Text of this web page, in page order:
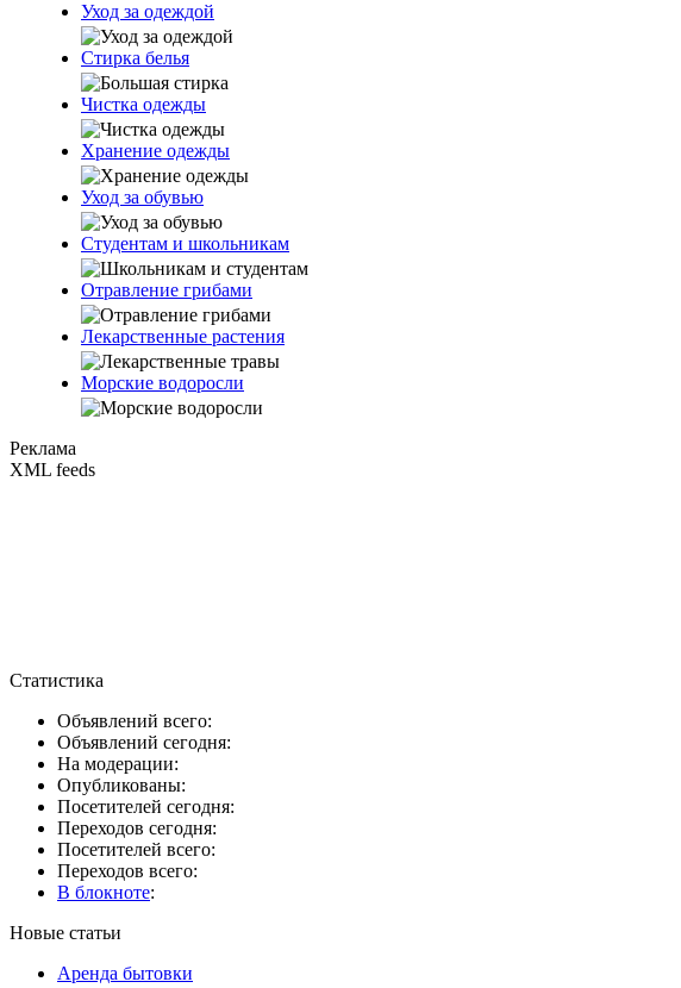
Уход за одеждой
Стирка белья
Чистка одежды
Хранение одежды
Уход за обувью
Студентам и школьникам
Отравление грибами
Лекарственные растения
Морские водоросли
Реклама
XML feeds
Статистика
Объявлений всего:
Объявлений сегодня:
На модерации:
Опубликованы:
Посетителей сегодня:
Переходов сегодня:
Посетителей всего:
Переходов всего:
В блокноте:
Новые статьи
Аренда бытовки